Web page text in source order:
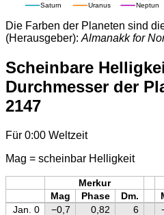
Die Farben der Planeten sind
(Herausgeber): Almanakk for
Scheinbare
Durchmesser der
2147
Für 0:00 Weltzeit
Mag = scheinbar Helligkeit
Merkur
Mag
Phase Dm.
Jan. 0
−0,7 0,82 6